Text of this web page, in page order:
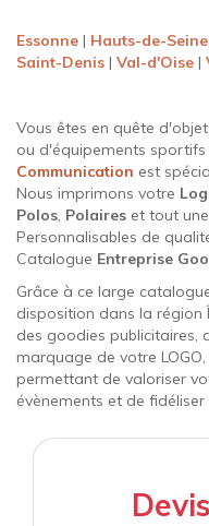
Essonne | Hauts-de-Seine
Saint-Denis | Val-d'Oise |
Vous êtes en quête
ou d'équipements
Communication est
Nous imprimons votre
Polos, Polaires et tout
Personnalisables de
Catalogue Entreprise
Grâce à ce large
disposition dans la
des goodies publicitaires,
marquage de votre
permettant de valoriser
évènements et de